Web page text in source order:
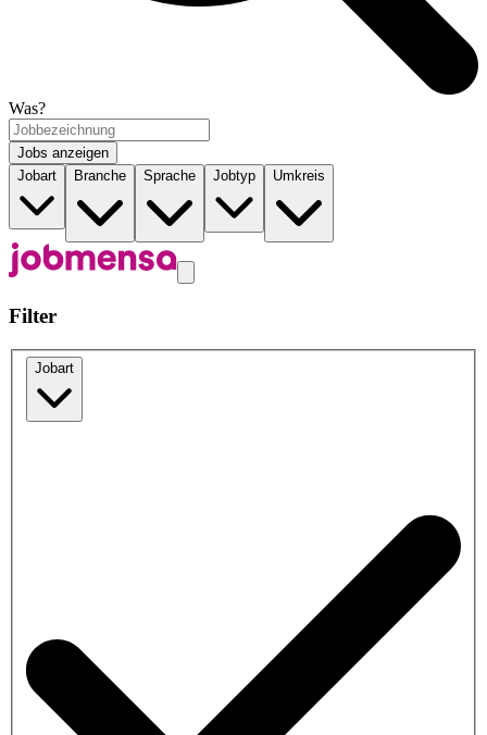
Was?
Jobs anzeigen
Jobart
Branche Sprache Jobtyp Umkreis
Filter
Jobart